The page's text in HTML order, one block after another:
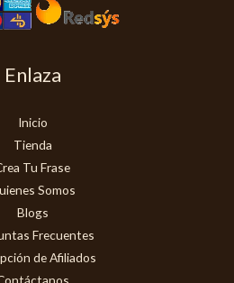
Enlaza
Inicio
Tienda
Tu Frase
Somos
Blogs
Frecuentes
de Afiliados